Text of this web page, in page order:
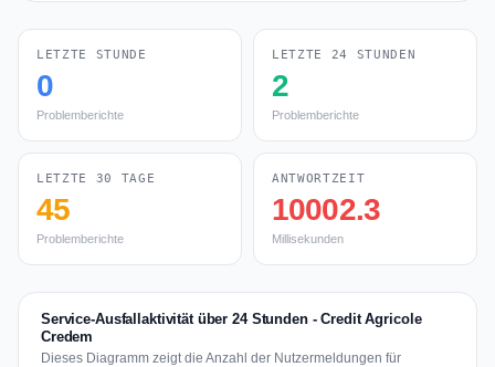
LETZTE STUNDE
0
Problemberichte
LETZTE 24 STUNDEN
2
Problemberichte
LETZTE 30 TAGE
45
Problemberichte
ANTWORTZEIT
10002.3
Millisekunden
Service-Ausfallaktivität über 24 Stunden - Credit Agricole
Credem
Dieses Diagramm zeigt die Anzahl der Nutzermeldungen für